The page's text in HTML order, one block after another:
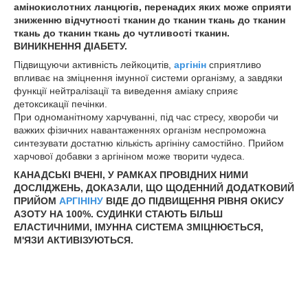
амінокислотних ланцюгів, перенадих яких може сприяти
зниженню відчутності тканин до тканин ткань до тканин
ткань до тканин ткань до чутливості тканин.
ВИНИКНЕННЯ ДІАБЕТУ.
Підвищуючи активність лейкоцитів, аргінін сприятливо
впливає на зміцнення імунної системи організму, а завдяки
функції нейтралізації та виведення аміаку сприяє
детоксикації печінки.
При одноманітному харчуванні, під час стресу, хвороби чи
важких фізичних навантаженнях організм неспроможна
синтезувати достатню кількість аргініну самостійно. Прийом
харчової добавки з аргініном може творити чудеса.
КАНАДСЬКІ ВЧЕНІ, У РАМКАХ ПРОВІДНИХ НИМИ
ДОСЛІДЖЕНЬ, ДОКАЗАЛИ, ЩО ЩОДЕННИЙ ДОДАТКОВИЙ
ПРИЙОМ АРГІНІНУ ВІДЕ ДО ПІДВИЩЕННЯ РІВНЯ ОКИСУ
АЗОТУ НА 100%. СУДИНКИ СТАЮТЬ БІЛЬШ
ЕЛАСТИЧНИМИ, ІМУННА СИСТЕМА ЗМІЦНЮЄТЬСЯ,
М'ЯЗИ АКТИВІЗУЮТЬСЯ.